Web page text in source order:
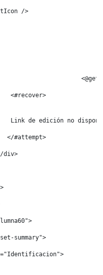
/>
<#recover>
Link de edición no
</#attempt>
</div>
summary">